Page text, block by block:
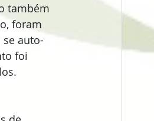
também
foram
auto-
foi